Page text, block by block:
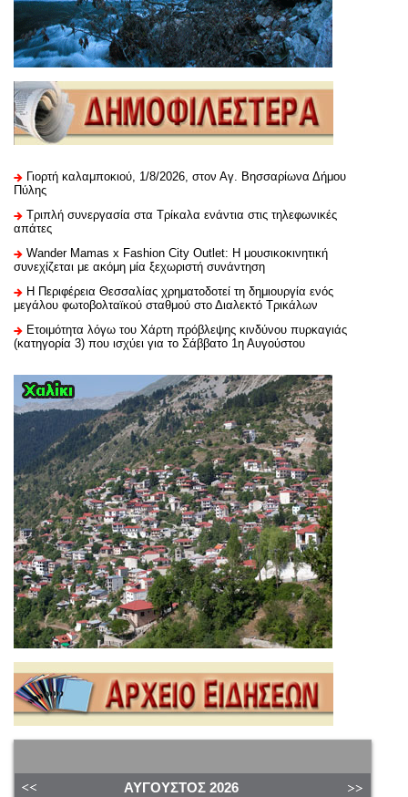
Γιορτή καλαμποκιού, 1/8/2026, στον Αγ. Βησσαρίωνα Δήμου
Πύλης
Τριπλή συνεργασία στα Τρίκαλα ενάντια στις τηλεφωνικές
απάτες
Wander Mamas x Fashion City Outlet: Η μουσικοκινητική
συνεχίζεται με ακόμη μία ξεχωριστή συνάντηση
H Περιφέρεια Θεσσαλίας χρηματοδοτεί τη δημιουργία ενός
μεγάλου φωτοβολταϊκού σταθμού στο Διαλεκτό Τρικάλων
Ετοιμότητα λόγω του Χάρτη πρόβλεψης κινδύνου πυρκαγιάς
(κατηγορία 3) που ισχύει για το Σάββατο 1η Αυγούστου
ΑΎΓΟΥΣΤΟΣ 2026